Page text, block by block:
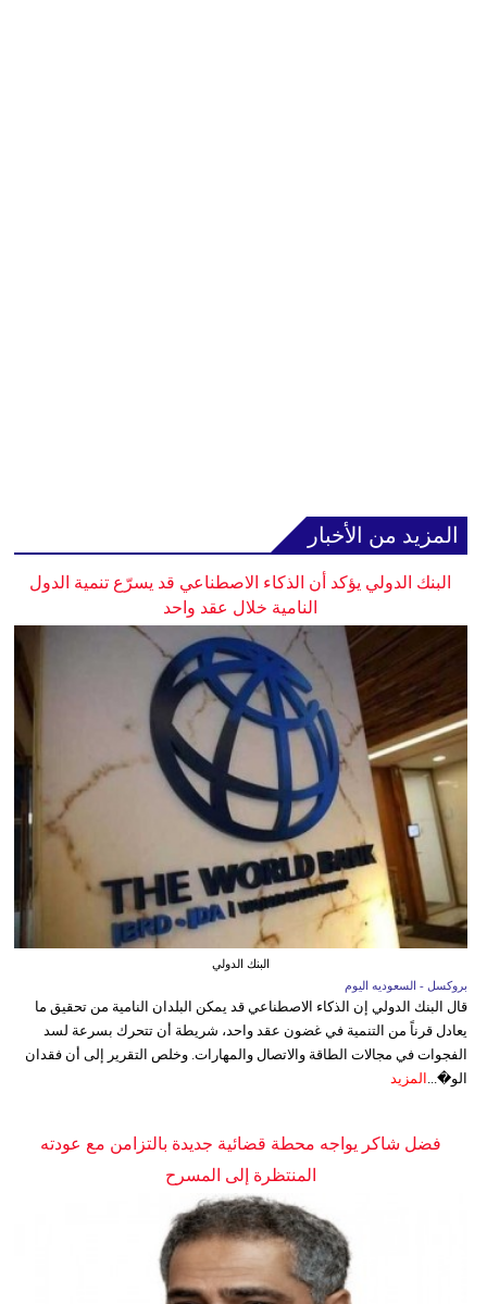
المزيد من الأخبار
البنك الدولي يؤكد أن الذكاء الاصطناعي قد يسرّع تنمية الدول
النامية خلال عقد واحد
البنك الدولي
بروكسل - السعوديه اليوم
قال البنك الدولي إن الذكاء الاصطناعي قد يمكن البلدان النامية من تحقيق ما
يعادل قرناً من التنمية في غضون عقد واحد، شريطة أن تتحرك بسرعة لسد
الفجوات في مجالات الطاقة والاتصال والمهارات. وخلص التقرير إلى أن فقدان
الو�... المزيد
فضل شاكر يواجه محطة قضائية جديدة بالتزامن مع عودته
المنتظرة إلى المسرح